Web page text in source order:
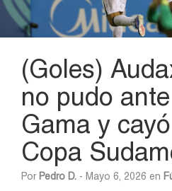
(Goles)
no pudo
Gama y
Copa
Por Pedro D. - Mayo 6, 2026 en